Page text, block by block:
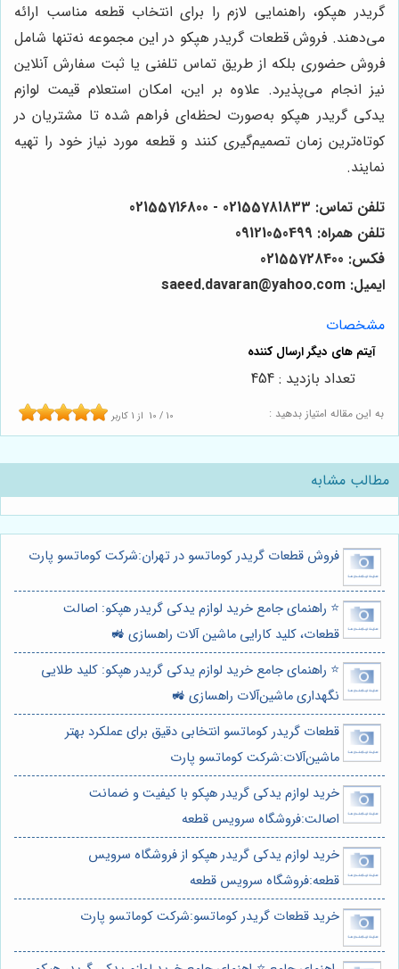
گريدر هپكو، راهنمایی لازم را برای انتخاب قطعه مناسب ارائه
می‌دهند. فروش قطعات گريدر هپكو در این مجموعه نه‌تنها شامل
فروش حضوری بلکه از طریق تماس تلفنی یا ثبت سفارش آنلاین
نیز انجام می‌پذیرد. علاوه بر این، امکان استعلام قیمت لوازم
يدكى گريدر هپكو به‌صورت لحظه‌ای فراهم شده تا مشتریان در
کوتاه‌ترین زمان تصمیم‌گیری کنند و قطعه مورد نیاز خود را تهیه
نمایند.
تلفن تماس: 02155781833 - 02155716800
تلفن همراه: 09121050499
فکس: 02155728400
ایمیل: saeed.davaran@yahoo.com
مشخصات
به این مقاله امتیاز بدهید : 10 / 10 از 1 کاربر
تعداد بازدید : 454
مطالب مشابه
فروش قطعات گریدر کوماتسو در تهران:شرکت کوماتسو پارت
⭐️ راهنمای جامع خرید لوازم یدکی گریدر هپکو: اصالت
قطعات، کلید کارایی ماشین آلات راهسازی 🚜
⭐️ راهنمای جامع خرید لوازم یدکی گریدر هپکو: کلید طلایی
نگهداری ماشین‌آلات راهسازی 🚜
قطعات گریدر کوماتسو انتخابی دقیق برای عملکرد بهتر
ماشین‌آلات:شرکت کوماتسو پارت
خرید لوازم يدكى گريدر هپكو با کیفیت و ضمانت
اصالت:فروشگاه سرویس قطعه
خرید لوازم يدكى گريدر هپكو از فروشگاه سرویس
قطعه:فروشگاه سرویس قطعه
خرید قطعات گریدر کوماتسو:شرکت کوماتسو پارت